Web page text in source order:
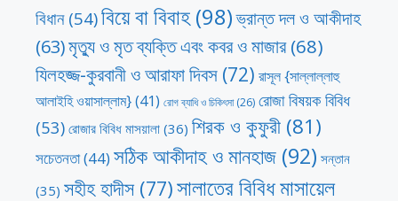
বিধান(54)বিয়ে বা বিবাহ (98)ভ্রান্ত দল ও আকীদাহ
(63)মৃত্যু ও মৃত ব্যক্তি এবং কবর ও মাজার(68)
যিলহজ্জ-কুরবানী ও আরাফা দিবস (72) রাসূল {সাল্লাল্লাহু
আলাইহি ওয়াসাল্লাম}(41) রোগ ব্যাধি ও চিকিৎসা(26) রোজা বিষয়ক বিবিধ
(53) রোজার বিবিধ মাসয়ালা (36) শিরক ও কুফুরী (81)
সচেতনতা(44) সঠিক আকীদাহ ও মানহাজ (92) সন্তান
(35) সহীহ হাদীস(77)সালাতের বিবিধ মাসায়েল